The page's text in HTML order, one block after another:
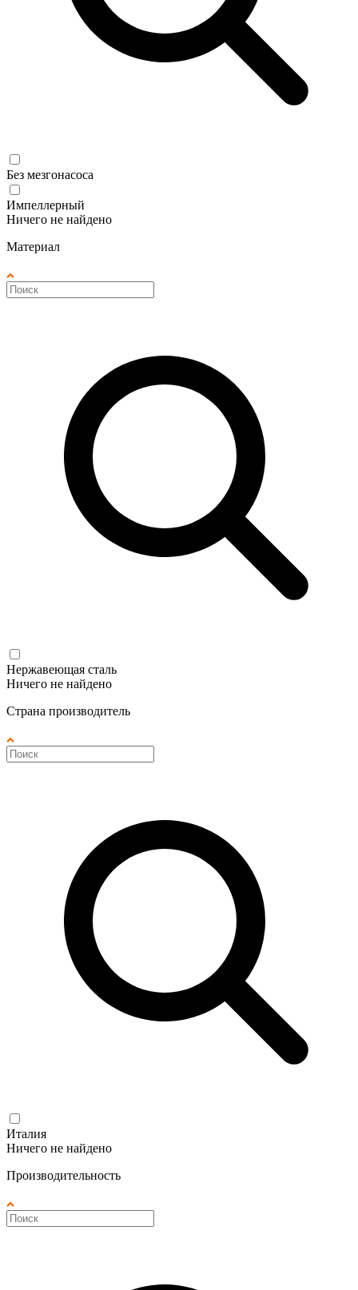
Без мезгонасоса
Импеллерный
Ничего не найдено
Материал
Нержавеющая сталь
Ничего не найдено
Страна производитель
Италия
Ничего не найдено
Производительность